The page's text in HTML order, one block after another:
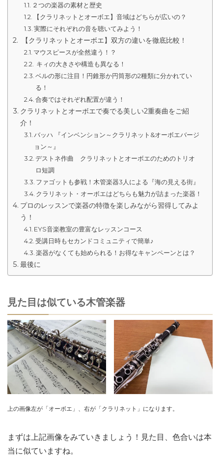
２つの楽器の素材と歴史
【クラリネットとオーボエ】音域はどちらが広いの？
実際にそれぞれの音を聴いてみよう！
【クラリネットとオーボエ】双方の違いを徹底比較！
マウスピースが全然違う！？
キィの大きさや構造も異なる！
ベルの形に注目！円錐形か円筒形の2種類に分かれてい
る！
合奏ではそれぞれ配置が違う！
クラリネットとオーボエで奏でる美しい2重奏曲をご紹
介！
バッハ 『インベンション～クラリネット&オーボエバージ
ョン～』
デストネ作曲 クラリネットとオーボエのためのトリオ
ロ短調
ファゴットも参戦！木管楽器3人による『海の見える街』
クラリネット・オーボエはどちらも魅力が詰まった楽器！
プロのレッスンで楽器の特徴を楽しみながら習得してみよ
う！
EYS音楽教室の豊富なレッスンコース
受講日時もセカンドコミュニティで簡単♪
楽器がなくても始められる！お得なキャンペーンとは？
最後に
見た目は似ている木管楽器
上の画像左が「オーボエ」、右が「クラリネット」になります。
まずは上記画像をみていきましょう！見た目、色合いは本
当に似ていますね。